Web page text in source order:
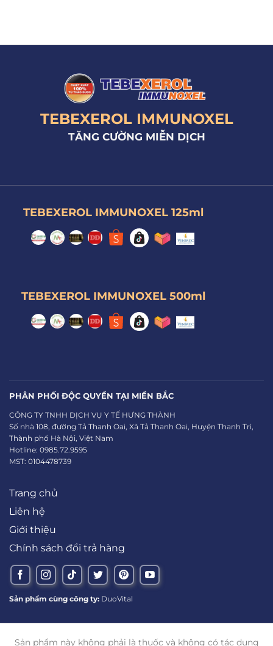
TEBEXEROL IMMUNOXEL
TĂNG CƯỜNG MIỄN DỊCH
TEBEXEROL IMMUNOXEL 125ml
TEBEXEROL IMMUNOXEL 500ml
PHÂN PHỐI ĐỘC QUYỀN TẠI MIỀN BẮC
CÔNG TY TNHH DỊCH VỤ Y TẾ HƯNG THÀNH
Số nhà 108, đường Tả Thanh Oai, Xã Tả Thanh Oai, Huyện Thanh Trì,
Thành phố Hà Nội, Việt Nam
Hotline: 0985.72.9595
MST: 0104478739
Trang chủ
Liên hệ
Giới thiệu
Chính sách đổi trả hàng
Sản phẩm cùng công ty: DuoVital
Sản phẩm này không phải là thuốc và không có tác dụng